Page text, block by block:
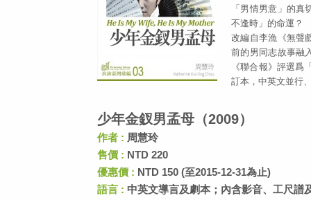
「男情男意」的
不逢時」的命運？
改編自李漁《無聲
前的男同志故事融
《聯合報》評選爲
訂本，中英文並行
少年金釵男孟母（2009）
作者 : 周慧玲
售價 : NTD 220
優惠價 : NTD 150 (至2015-12-31為止)
語言 : 中英文導言及劇本；內含影音、工尺譜